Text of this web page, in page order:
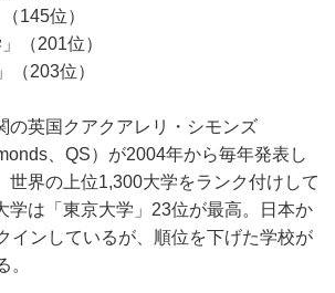
145位）
（201位）
（203位）
英国クアクアレリ・シモンズ
、QS）が2004年から毎年発表し
世界の上位1,300大学をランク付けして
学は「東京大学」23位が最高。日本か
インしているが、順位を下げた学校が
。